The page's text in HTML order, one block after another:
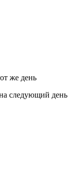
же день
следующий день